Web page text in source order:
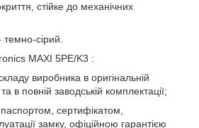
стійке до механічних
темно-сірий.
MAXI 5PE/K3 :
виробника в оригінальній
в повній заводській комплектації;
сертифікатом,
замку, офіційною гарантією